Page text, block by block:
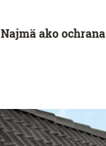
Najmä ako